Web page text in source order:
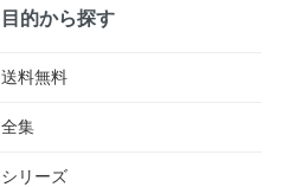
目的から探す
送料無料
全集
シリーズ